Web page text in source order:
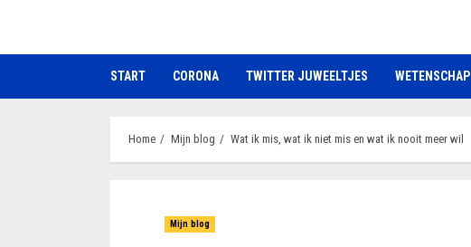
de
START CORONA TWITTER JUWEELTJES WETENSCHAP
Home Mijn blog Wat ik mis, wat ik niet mis en wat ik nooit meer wil
Mijn blog